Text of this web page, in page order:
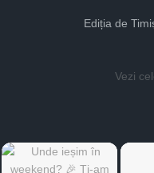
Ediția de
Vezi